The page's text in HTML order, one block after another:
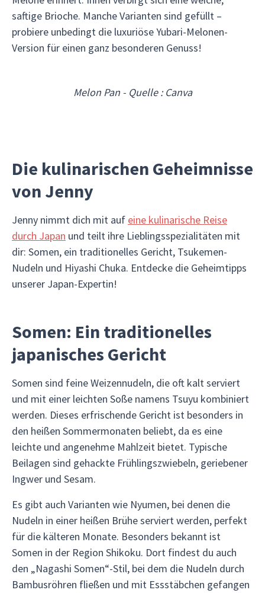
saftige Brioche. Manche Varianten sind gefüllt –
probiere unbedingt die luxuriöse Yubari-Melonen-
Version für einen ganz besonderen Genuss!
Melon Pan - Quelle : Canva
Die kulinarischen Geheimnisse
von Jenny
Jenny nimmt dich mit auf eine kulinarische Reise
durch Japan und teilt ihre Lieblingsspezialitäten mit
dir: Somen, ein traditionelles Gericht, Tsukemen-
Nudeln und Hiyashi Chuka. Entdecke die Geheimtipps
unserer Japan-Expertin!
Somen: Ein traditionelles
japanisches Gericht
Somen sind feine Weizennudeln, die oft kalt serviert
und mit einer leichten Soße namens Tsuyu kombiniert
werden. Dieses erfrischende Gericht ist besonders in
den heißen Sommermonaten beliebt, da es eine
leichte und angenehme Mahlzeit bietet. Typische
Beilagen sind gehackte Frühlingszwiebeln, geriebener
Ingwer und Sesam.
Es gibt auch Varianten wie Nyumen, bei denen die
Nudeln in einer heißen Brühe serviert werden, perfekt
für die kälteren Monate. Besonders bekannt ist
Somen in der Region Shikoku. Dort findest du auch
den „Nagashi Somen“-Stil, bei dem die Nudeln durch
Bambusröhren fließen und mit Essstäbchen gefangen